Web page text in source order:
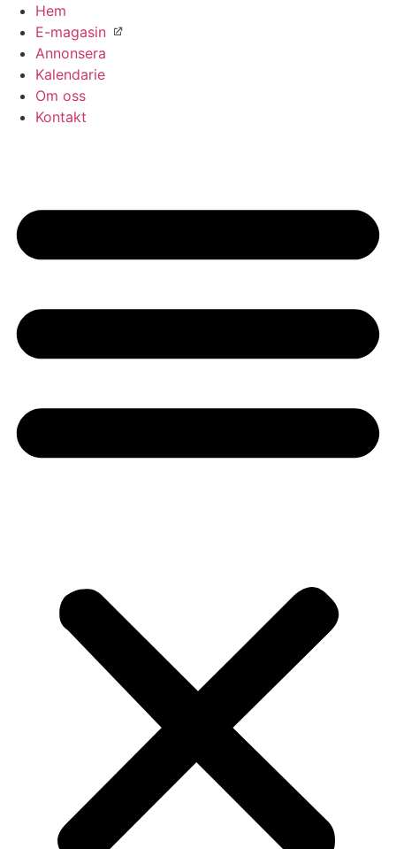
Hoppa
innehåll
Hem
E-magasin
Annonsera
Kalendarie
Om oss
Kontakt